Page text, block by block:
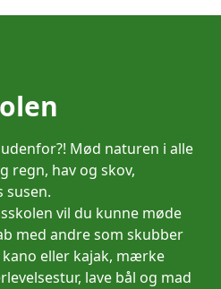
Mød naturen i alle
regn, hav og skov,
susen.
vil du kunne møde
med andre som skubber
eller kajak, mærke
lave bål og mad